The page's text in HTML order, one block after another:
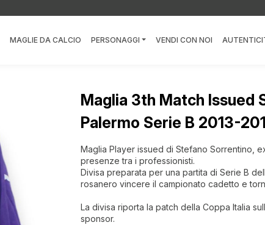
MAGLIE DA CALCIO PERSONAGGI VENDI CON NOI
Maglia 3th Match Issued
Palermo Serie B 2013-
Maglia Player issued di Stefano Sorrentino,
presenze tra i professionisti.
Divisa preparata per una partita di Serie B
rosanero vincere il campionato cadetto e
La divisa riporta la patch della Coppa Italia
sponsor.